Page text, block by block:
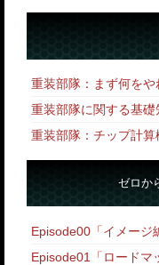
重装部隊：まず何をや
重装部隊に関する基礎
重装部隊：チップ計算
ゼロか
Episode00「イメージ
Episode01「ロードマ